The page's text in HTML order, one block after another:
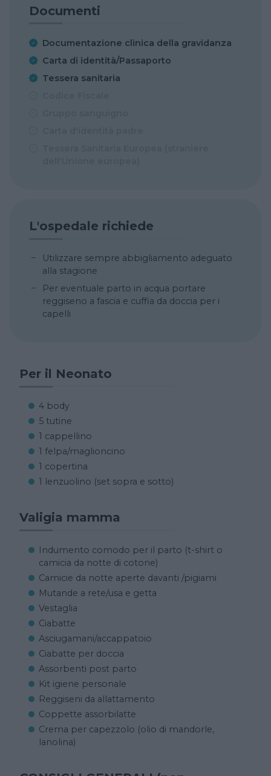
Documenti
Documentazione clinica della gravidanza
Carta di identità/Passaporto
Tessera sanitaria
L'ospedale richiede
Utilizzare sempre abbigliamento adeguato
alla stagione
Per eventuale parto in acqua portare
reggiseno a fascia e cuffia da doccia per i
capelli
Per il Neonato
4 body
5 tutine
1 cappellino
1 felpa/maglioncino
1 copertina
1 lenzuolino (set sopra e sotto)
Valigia mamma
Indumento comodo per il parto (t-shirt o
camicia da notte di cotone)
Camicie da notte aperte davanti /pigiami
Mutande a rete/usa e getta
Vestaglia
Ciabatte
Asciugamani/accappatoio
Ciabatte per doccia
Assorbenti post parto
Kit igiene personale
Reggiseni da allattamento
Coppette assorbilatte
Crema per capezzolo (olio di mandorle,
lanolina)